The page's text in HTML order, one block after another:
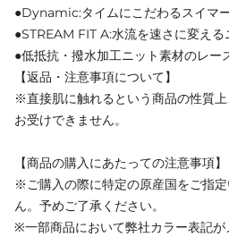
●Dynamic:タイムにこだわるスイマ
●STREAM FIT A:水流を速さに変える
●低抵抗・撥水加工ニット素材のレー
【返品・注意事項について】
※直接肌に触れるという商品の性質
お受けできません。
【商品の購入にあたっての注意事項】
※ご購入の際に特定の原産国をご指
ん。予めご了承ください。
※一部商品において弊社カラー表記